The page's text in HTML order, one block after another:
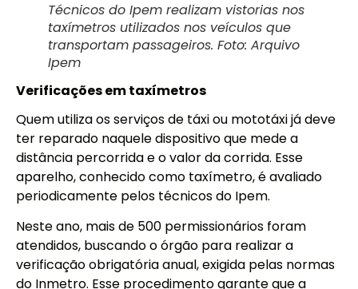
Técnicos do Ipem realizam vistorias nos
taxímetros utilizados nos veículos que
transportam passageiros. Foto: Arquivo
Ipem
Verificações em taxímetros
Quem utiliza os serviços de táxi ou mototáxi já deve
ter reparado naquele dispositivo que mede a
distância percorrida e o valor da corrida. Esse
aparelho, conhecido como taxímetro, é avaliado
periodicamente pelos técnicos do Ipem.
Neste ano, mais de 500 permissionários foram
atendidos, buscando o órgão para realizar a
verificação obrigatória anual, exigida pelas normas
do Inmetro. Esse procedimento garante que a